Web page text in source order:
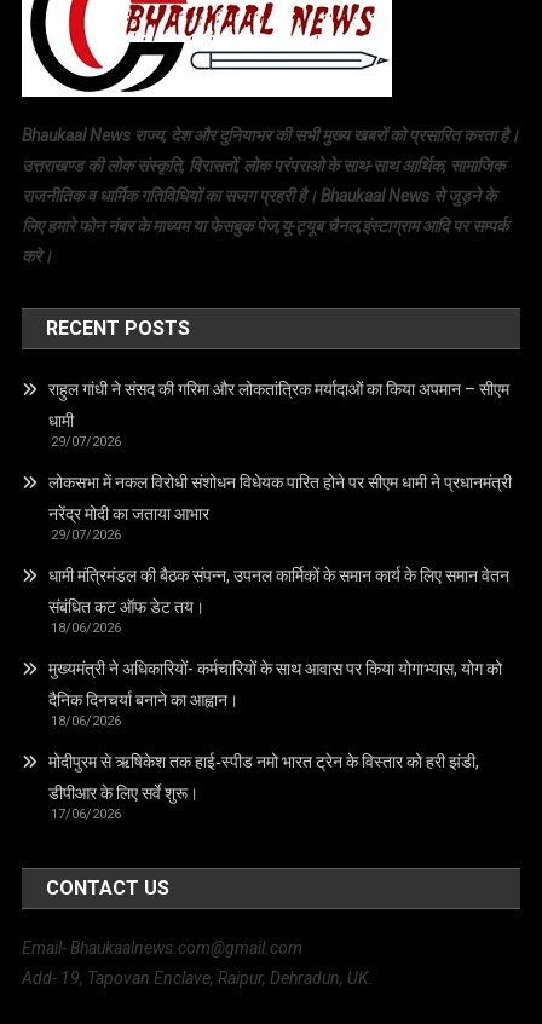
Bhaukaal News राज्य, देश और दुनियाभर की सभी मुख्य खबरों को प्रसारित करता है।
उत्तराखण्ड की लोक संस्कृति, विरासतों, लोक परंपराओ के साथ-साथ आर्थिक, सामाजिक
राजनीतिक व धार्मिक गतिविधियों का सजग प्रहरी है। Bhaukaal News से जुड़ने के
लिए हमारे फोन नंबर के माध्यम या फेसबुक पेज,यू-ट्यूब चैनल,इंस्टाग्राम आदि पर सम्पर्क
करे।
RECENT POSTS
राहुल गांधी ने संसद की गरिमा और लोकतांत्रिक मर्यादाओं का किया अपमान – सीएम
धामी
29/07/2026
लोकसभा में नकल विरोधी संशोधन विधेयक पारित होने पर सीएम धामी ने प्रधानमंत्री
नरेंद्र मोदी का जताया आभार
29/07/2026
धामी मंत्रिमंडल की बैठक संपन्न, उपनल कार्मिकों के समान कार्य के लिए समान वेतन
संबंधित कट ऑफ डेट तय।
18/06/2026
मुख्यमंत्री ने अधिकारियों- कर्मचारियों के साथ आवास पर किया योगाभ्यास, योग को
दैनिक दिनचर्या बनाने का आह्वान।
18/06/2026
मोदीपुरम से ऋषिकेश तक हाई‑स्पीड नमो भारत ट्रेन के विस्तार को हरी झंडी,
डीपीआर के लिए सर्वे शुरू।
17/06/2026
CONTACT US
Email- Bhaukaalnews.com@gmail.com
Add- 19, Tapovan Enclave, Raipur, Dehradun, UK.